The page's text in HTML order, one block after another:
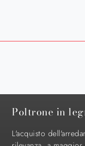
Poltrone in
L'acquisto